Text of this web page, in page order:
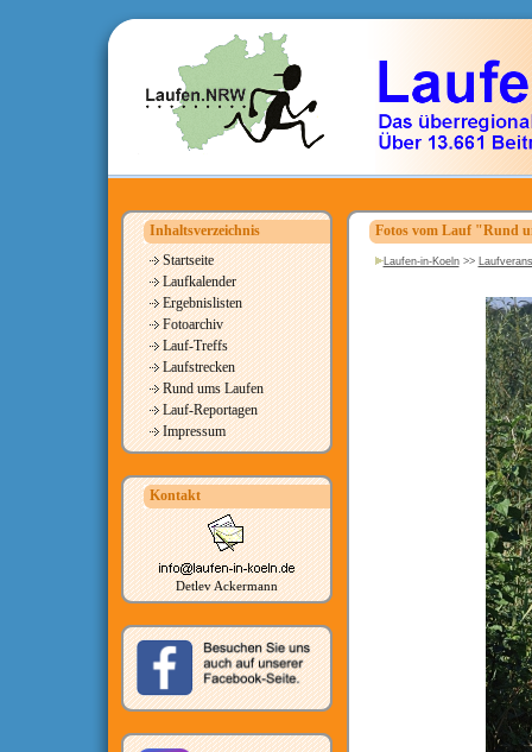
Inhaltsverzeichnis
Startseite
Laufkalender
Ergebnislisten
Fotoarchiv
Lauf-Treffs
Laufstrecken
Rund ums Laufen
Lauf-Reportagen
Impressum
Kontakt
Detlev Ackermann
Fotos vom Lauf "Rund
Laufen-in-Koeln>>